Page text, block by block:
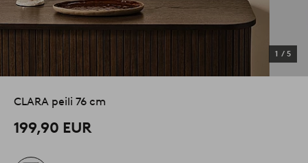
1 / 5
CLARA peili 76 cm
199,90 EUR